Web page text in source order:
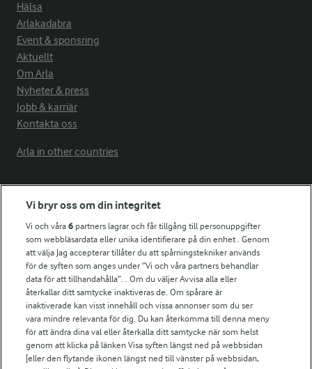
Hälsa
Arlakadabra
Event & sponsring
Aktuellt
Om Arla
Nyheter & press
Jobb & karriär
Kontakta oss
Arla in other countries
Fler Arlasajter
För ägare
Arlas kundportal
Arla.com
Falbygdens Ost
Arla webbshop
Bildbank
Vi bryr oss om din integritet
Vi och våra6 partners lagrar och får tillgång till personuppgifter
som webbläsardata eller unika identifierare på din enhet . Genom
att välja Jag accepterar tillåter du att spårningstekniker används
för de syften som anges under ”Vi och våra partners behandlar
data för att tillhandahålla”. . Om du väljer Avvisa alla eller
återkallar ditt samtycke inaktiveras de. Om spårare är
inaktiverade kan visst innehåll och vissa annonser som du ser
vara mindre relevanta för dig. Du kan återkomma till denna meny
för att ändra dina val eller återkalla ditt samtycke när som helst
genom att klicka på länken Visa syften längst ned på webbsidan
[eller den flytande ikonen längst ned till vänster på webbsidan,